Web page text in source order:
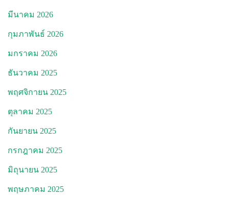
มีนาคม 2026
กุมภาพันธ์ 2026
มกราคม 2026
ธันวาคม 2025
พฤศจิกายน 2025
ตุลาคม 2025
กันยายน 2025
กรกฎาคม 2025
มิถุนายน 2025
พฤษภาคม 2025